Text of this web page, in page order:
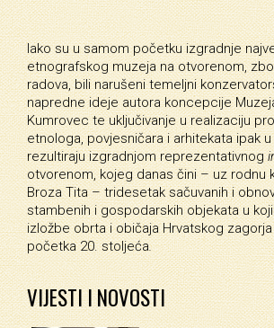
Iako su u samom početku izgradnje
etnografskog muzeja na otvorenom,
radova, bili narušeni temeljni
napredne ideje autora koncepcije
Kumrovec te uključivanje u realizaciju
etnologa, povjesničara i arhitekata ipak
rezultiraju izgradnjom reprezentativnog
otvorenom, kojeg danas čini – uz rodnu
Broza Tita – tridesetak sačuvanih i
stambenih i gospodarskih objekata u
izložbe obrta i običaja Hrvatskog zagorja
početka 20. stoljeća.
VIJESTI I NOVOSTI